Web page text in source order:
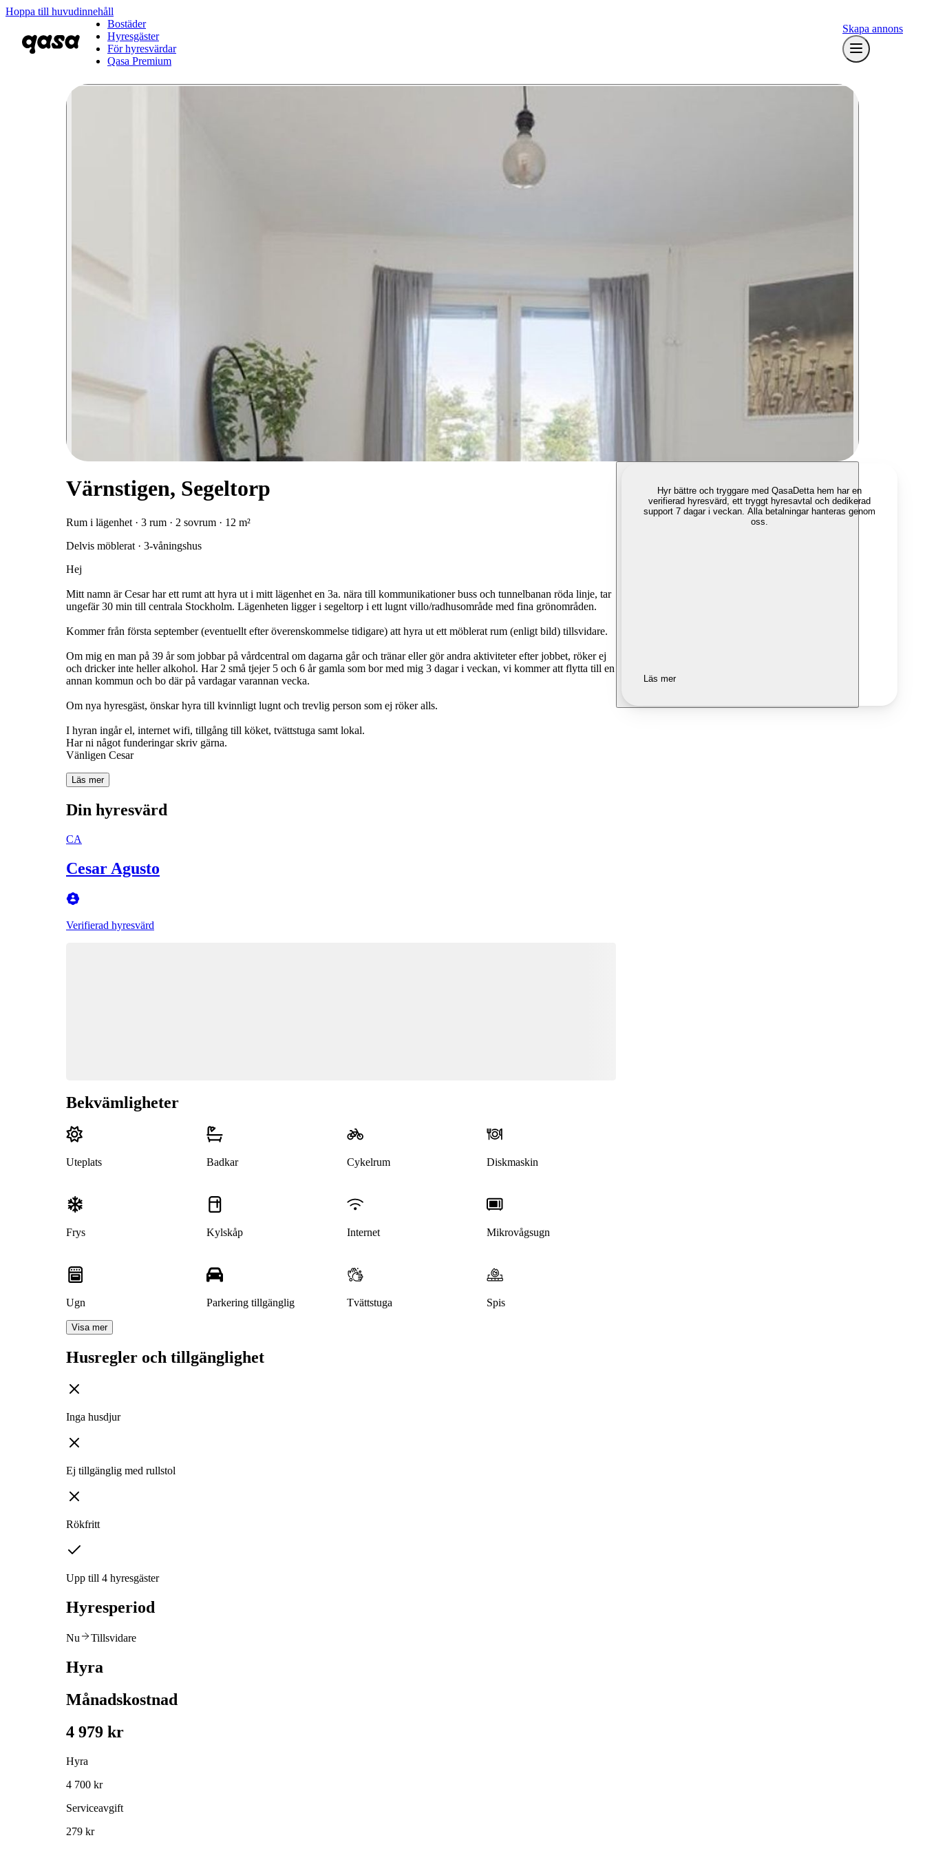
Hoppa till huvudinnehåll
Bostäder
Hyresgäster
För hyresvärdar
Qasa Premium
Skapa annons
Värnstigen, Segeltorp
Rum i lägenhet · 3 rum · 2 sovrum · 12 m²
Delvis möblerat · 3-våningshus
Hej
Mitt namn är Cesar har ett rumt att hyra ut i mitt lägenhet en 3a. nära till kommunikationer buss och tunnelbanan röda linje, tar
ungefär 30 min till centrala Stockholm. Lägenheten ligger i segeltorp i ett lugnt villo/radhusområde med fina grönområden.
Kommer från första september (eventuellt efter överenskommelse tidigare) att hyra ut ett möblerat rum (enligt bild) tillsvidare.
Om mig en man på 39 år som jobbar på vårdcentral om dagarna går och tränar eller gör andra aktiviteter efter jobbet, röker ej
och dricker inte heller alkohol. Har 2 små tjejer 5 och 6 år gamla som bor med mig 3 dagar i veckan, vi kommer att flytta till en
annan kommun och bo där på vardagar varannan vecka.
Om nya hyresgäst, önskar hyra till kvinnligt lugnt och trevlig person som ej röker alls.
I hyran ingår el, internet wifi, tillgång till köket, tvättstuga samt lokal.
Har ni något funderingar skriv gärna.
Vänligen Cesar
Läs mer
Din hyresvärd
CA
Cesar Agusto
Verifierad hyresvärd
Bekvämligheter
Uteplats Badkar Cykelrum Diskmaskin
Frys Kylskåp Internet Mikrovågsugn
Ugn Parkering tillgänglig Tvättstuga Spis
Visa mer
Husregler och tillgänglighet
Inga husdjur
Ej tillgänglig med rullstol
Rökfritt
Upp till 4 hyresgäster
Hyresperiod
Nu Tillsvidare
Hyra
Månadskostnad
4 979 kr
Hyra
4 700 kr
Serviceavgift
279 kr
Hyr bättre och tryggare med QasaDetta hem har en
verifierad hyresvärd, ett tryggt hyresavtal och dedikerad
support 7 dagar i veckan. Alla betalningar hanteras genom
oss.
Läs mer